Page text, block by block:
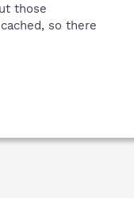
those
so there